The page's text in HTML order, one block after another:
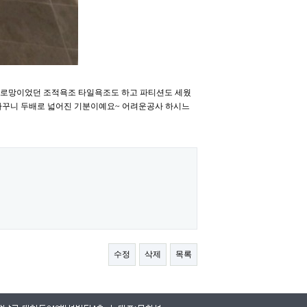
망이었던 조적욕조 타일욕조도 하고 파티션도 세웠
니 두배로 넓어진 기분이예요~ 어려운공사 하시느
수정 삭제 목록